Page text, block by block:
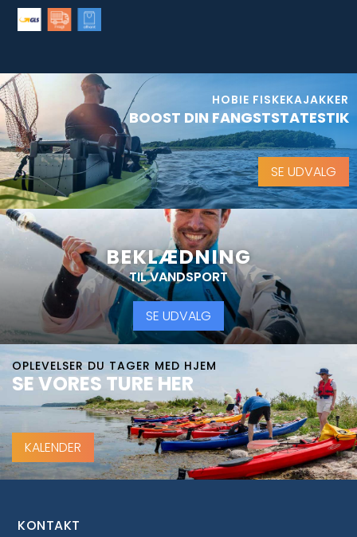
HOBIE FISKEKAJAKKER
BOOST DIN FANGSTSTATESTIK
SE UDVALG
BEKLÆDNING
TIL VANDSPORT
SE UDVALG
OPLEVELSER DU TAGER MED HJEM
SE VORES TURE HER
KALENDER
KONTAKT